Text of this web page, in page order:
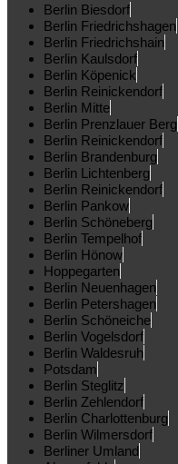
Berlin Biesdorf
Berlin Friedrichshagen
Berlin Friedrichshain
Berlin Kaulsdorf
Berlin Köpenick
Berlin Reinickendorf
Berlin Mitte
Berlin Prenzlauer Berg
Berlin Reinickendorf
Berlin Brandenburg
Berlin Lichtenberg
Berlin Reinickendorf
Berlin Pankow
Berlin Schöneberg
Berlin Tempelhof
Berlin Hönow
Hoppegarten
Berlin Neuenhagen
Berlin Petershagen
Berlin Schöneiche
Berlin Vogelsdorf
Berlin Waldesruh
Potsdam
Berlin Steglitz
Berlin Zehlendorf
Berlin Charlottenburg
Berlin Wilmersdorf
Berliner Umland